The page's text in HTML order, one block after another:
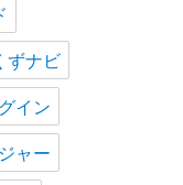
ずナビ
イン
ャー